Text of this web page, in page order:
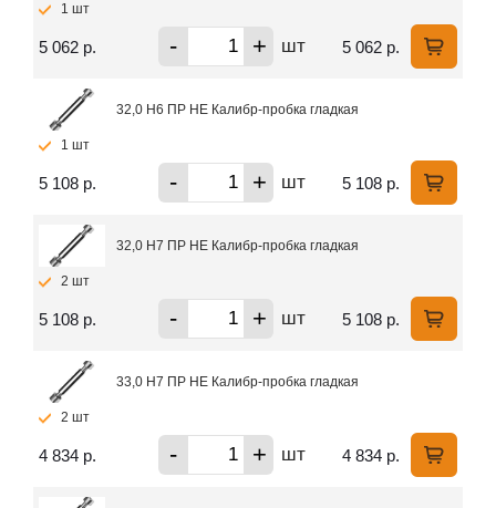
1 шт
5 062 р. - + шт 5 062 р.
32,0 H6 ПР НЕ Калибр-пробка гладкая
1 шт
5 108 р. - + шт 5 108 р.
32,0 H7 ПР НЕ Калибр-пробка гладкая
2 шт
5 108 р. - + шт 5 108 р.
33,0 H7 ПР НЕ Калибр-пробка гладкая
2 шт
4 834 р. - + шт 4 834 р.